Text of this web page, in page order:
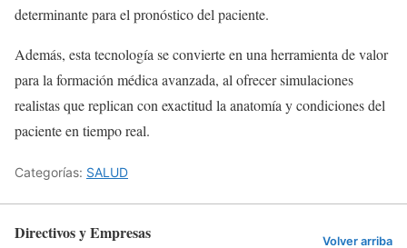
determinante para el pronóstico del paciente.
Además, esta tecnología se convierte en una herramienta de valor
para la formación médica avanzada, al ofrecer simulaciones
realistas que replican con exactitud la anatomía y condiciones del
paciente en tiempo real.
Categorías: SALUD
Directivos y Empresas Volver arriba